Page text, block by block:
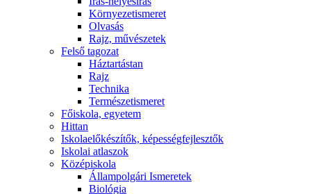
Környezetismeret
Olvasás
Rajz, művészetek
Felső tagozat
Háztartástan
Rajz
Technika
Természetismeret
Főiskola, egyetem
Hittan
Iskolaelőkészítők, képességfejlesztők
Iskolai atlaszok
Középiskola
Állampolgári Ismeretek
Biológia